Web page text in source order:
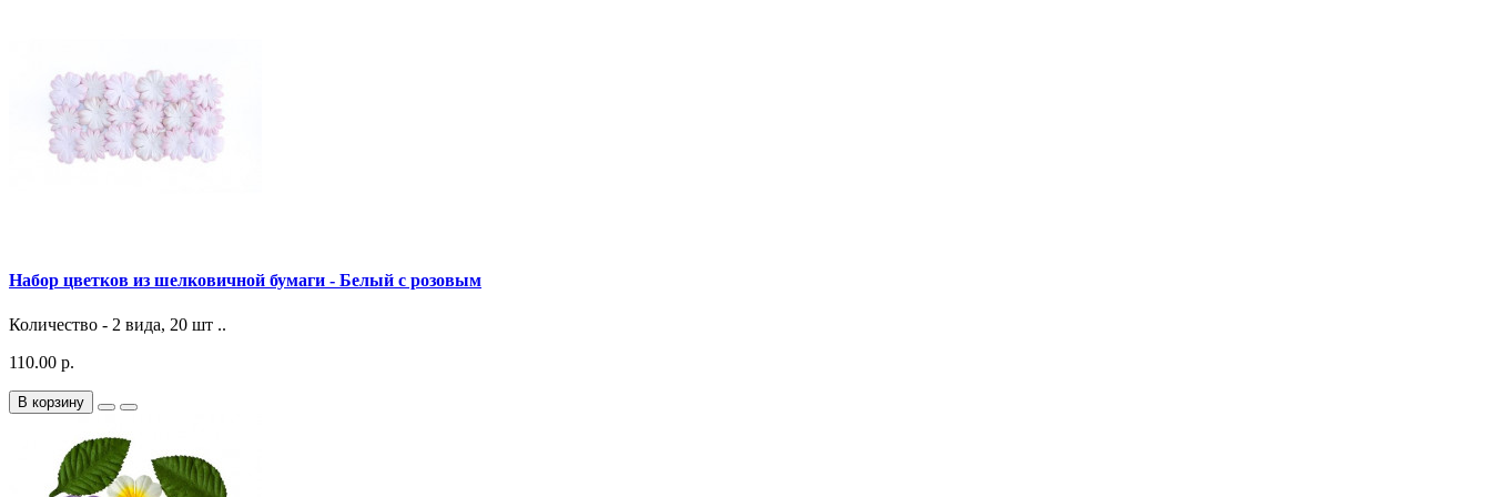
Набор цветков из шелковичной бумаги - Белый с розовым
Количество - 2 вида, 20 шт ..
110.00 р.
В корзину